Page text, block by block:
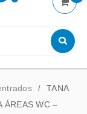
/
TANA
ÁREAS WC –